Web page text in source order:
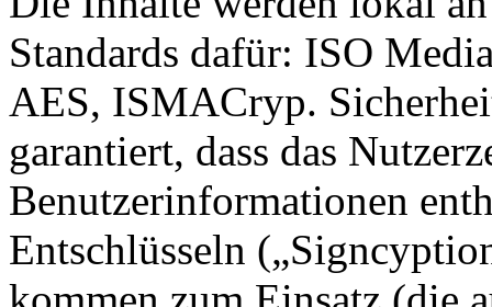
Standards dafür: ISO
AES, ISMACryp.
garantiert, dass das
Benutzerinformationen
Entschlüsseln